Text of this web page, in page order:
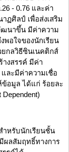
- 0.76 และค่า
ฏศิลป์ เพื่อส่งเสริม
ฒนาขึ้น มีค่าความ
พอใจของนักเรียน
กลวิธีซินเนคติกส์
างสรรค์ มีค่า
ละมีค่าความเชื่อ
ข้อมูล ได้แก่ ร้อยละ
หรับนักเรียนชั้น
ผลสัมฤทธิ์ทางการ